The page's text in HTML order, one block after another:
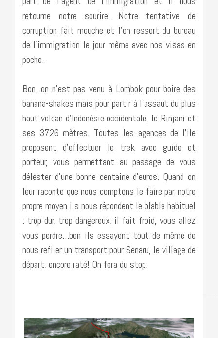
retourne notre sourire. Notre tentative de
corruption fait mouche et l’on ressort du bureau
de l’immigration le jour même avec nos visas en
poche.
Bon, on n’est pas venu à Lombok pour boire des
banana-shakes mais pour partir à l’assaut du plus
haut volcan d’Indonésie occidentale, le Rinjani et
ses 3726 mètres. Toutes les agences de l’ile
proposent d’effectuer le trek avec guide et
porteur, vous permettant au passage de vous
délester d’une bonne centaine d’euros. Quand on
leur raconte que nous comptons le faire par notre
propre moyen ils nous répondent le blabla habituel
: trop dur, trop dangereux, il fait froid, vous allez
vous perdre…bon ils essayent tout de même de
nous refiler un transport pour Senaru, le village de
départ, encore raté! On fera du stop.